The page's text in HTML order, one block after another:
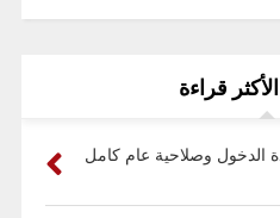
قراءة
الدخول وصلاحية عام كامل